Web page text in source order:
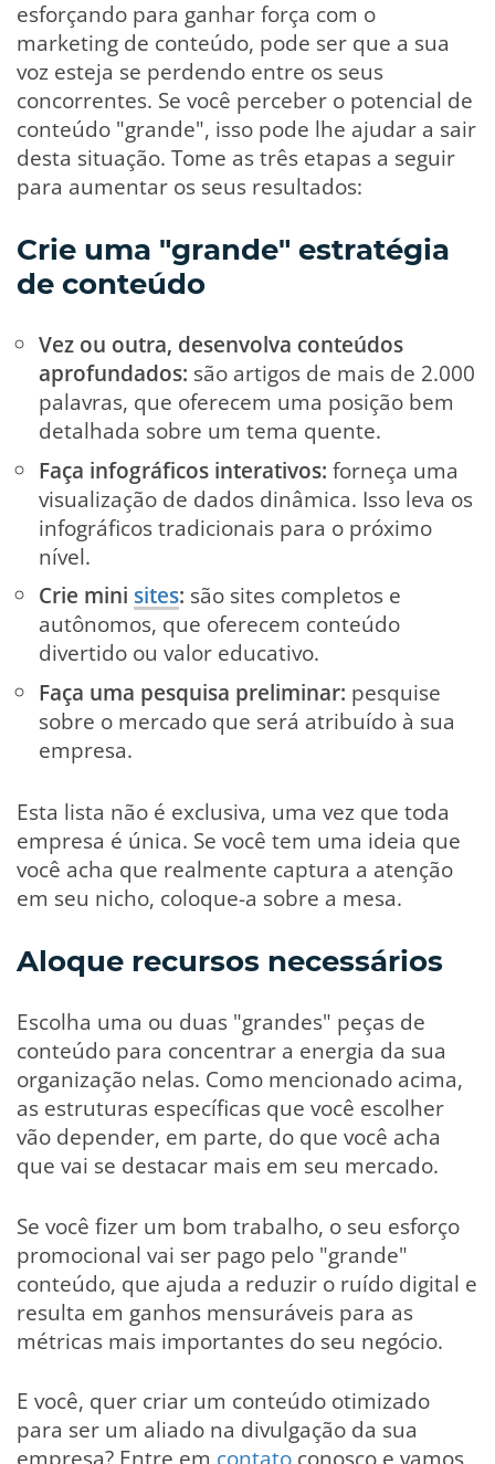
esforçando para ganhar força com o
marketing de conteúdo, pode ser que a sua
voz esteja se perdendo entre os seus
concorrentes. Se você perceber o potencial de
conteúdo "grande", isso pode lhe ajudar a sair
desta situação. Tome as três etapas a seguir
para aumentar os seus resultados:
Crie uma "grande" estratégia
de conteúdo
Vez ou outra, desenvolva conteúdos
aprofundados: são artigos de mais de 2.000
palavras, que oferecem uma posição bem
detalhada sobre um tema quente.
Faça infográficos interativos: forneça uma
visualização de dados dinâmica. Isso leva os
infográficos tradicionais para o próximo
nível.
Crie mini sites: são sites completos e
autônomos, que oferecem conteúdo
divertido ou valor educativo.
Faça uma pesquisa preliminar: pesquise
sobre o mercado que será atribuído à sua
empresa.
Esta lista não é exclusiva, uma vez que toda
empresa é única. Se você tem uma ideia que
você acha que realmente captura a atenção
em seu nicho, coloque-a sobre a mesa.
Aloque recursos necessários
Escolha uma ou duas "grandes" peças de
conteúdo para concentrar a energia da sua
organização nelas. Como mencionado acima,
as estruturas específicas que você escolher
vão depender, em parte, do que você acha
que vai se destacar mais em seu mercado.
Se você fizer um bom trabalho, o seu esforço
promocional vai ser pago pelo "grande"
conteúdo, que ajuda a reduzir o ruído digital e
resulta em ganhos mensuráveis ​​para as
métricas mais importantes do seu negócio.
E você, quer criar um conteúdo otimizado
para ser um aliado na divulgação da sua